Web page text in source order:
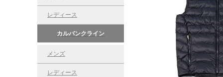
レディース
カルバンクライン
メンズ
レディース